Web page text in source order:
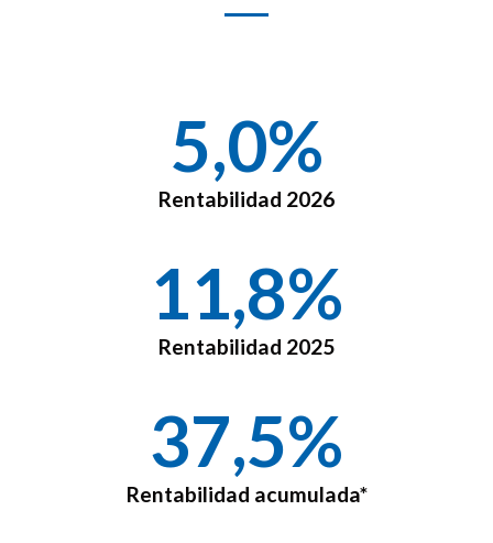
5,0%
Rentabilidad 2026
11,8%
Rentabilidad 2025
37,5%
Rentabilidad acumulada*